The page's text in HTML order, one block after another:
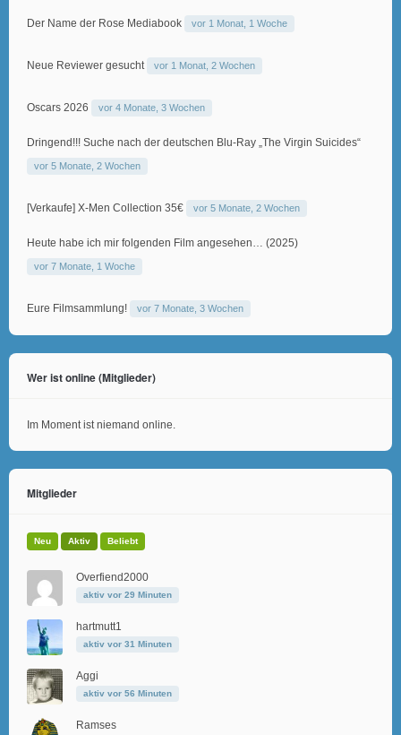
Der Name der Rose Mediabook vor 1 Monat, 1 Woche
Neue Reviewer gesucht vor 1 Monat, 2 Wochen
Oscars 2026 vor 4 Monate, 3 Wochen
Dringend!!! Suche nach der deutschen Blu-Ray „The Virgin Suicides“
vor 5 Monate, 2 Wochen
[Verkaufe] X-Men Collection 35€ vor 5 Monate, 2 Wochen
Heute habe ich mir folgenden Film angesehen… (2025)
vor 7 Monate, 1 Woche
Eure Filmsammlung! vor 7 Monate, 3 Wochen
Wer ist online (Mitglieder)
Im Moment ist niemand online.
Mitglieder
Neu Aktiv Beliebt
Overfiend2000
aktiv vor 29 Minuten
hartmutt1
aktiv vor 31 Minuten
Aggi
aktiv vor 56 Minuten
Ramses